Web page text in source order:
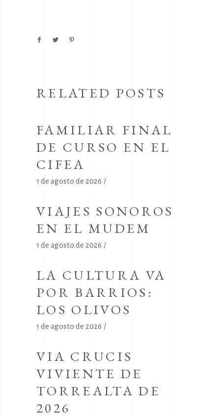
RELATED POSTS
FAMILIAR FINAL
DE CURSO EN EL
CIFEA
1 de agosto de 2026
VIAJES SONOROS
EN EL MUDEM
1 de agosto de 2026
LA CULTURA VA
POR BARRIOS:
LOS OLIVOS
1 de agosto de 2026
VIA CRUCIS
VIVIENTE DE
TORREALTA DE
2026